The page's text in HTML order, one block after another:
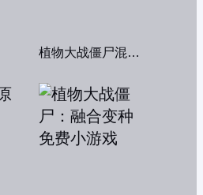
植物大战僵尸混合版